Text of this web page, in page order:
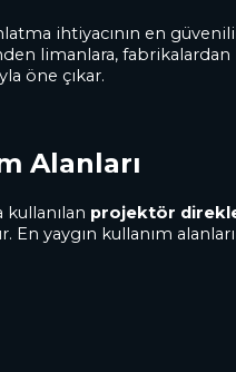
ihtiyacının en
limanlara, fabrikalardan
öne çıkar.
Alanları
projektör
yaygın kullanım alanları